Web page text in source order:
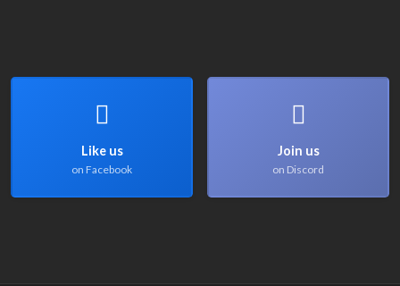
Like us
on Facebook
Join us
on Discord